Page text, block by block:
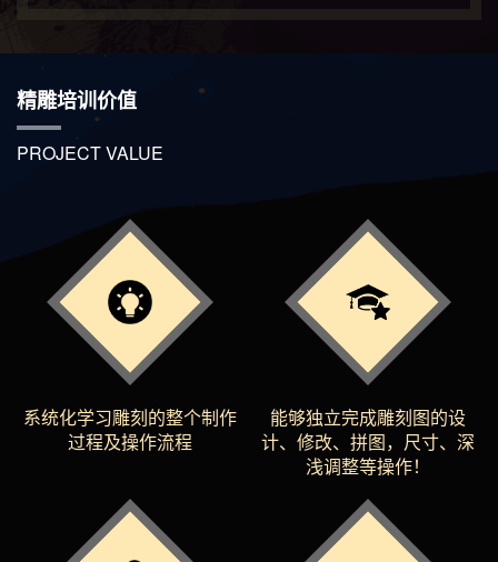
精雕培训价值
PROJECT VALUE
系统化学习雕刻的整个制作
过程及操作流程
能够独立完成雕刻图的设
计、修改、拼图，尺寸、深
浅调整等操作！